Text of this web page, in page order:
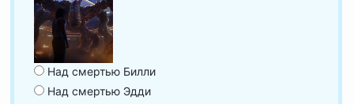
Над смертью Билли
Над смертью Эдди